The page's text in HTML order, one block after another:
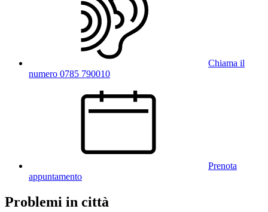
Chiama il
numero 0785 790010
Prenota
appuntamento
Problemi in città